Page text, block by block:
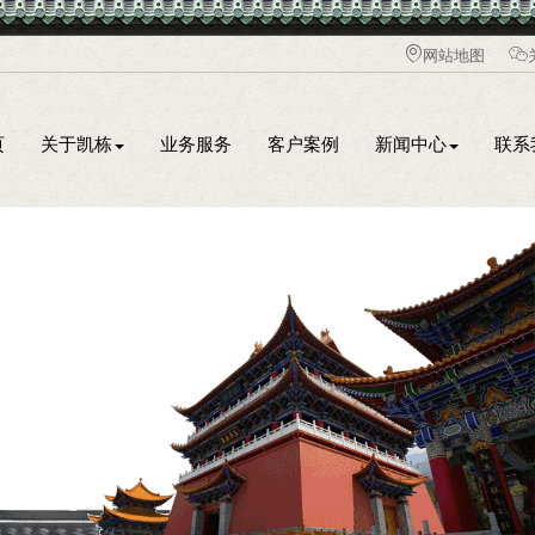
网站地图
关于凯栋 业务服务 客户案例 新闻中心 联系